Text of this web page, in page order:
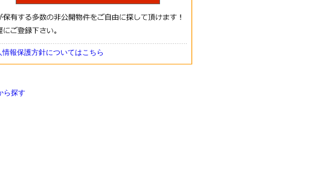
情報保護方針についてはこちら
ら探す